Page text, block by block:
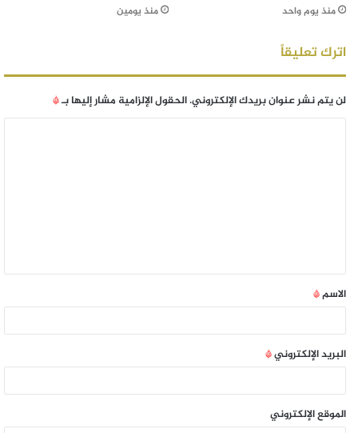
منذ يوم واحد منذ يومين
اترك تعليقاً
لن يتم نشر عنوان بريدك الإلكتروني.الحقول الإلزامية مشار إليها بـ*
الاسم*
البريد الإلكتروني*
الموقع الإلكتروني